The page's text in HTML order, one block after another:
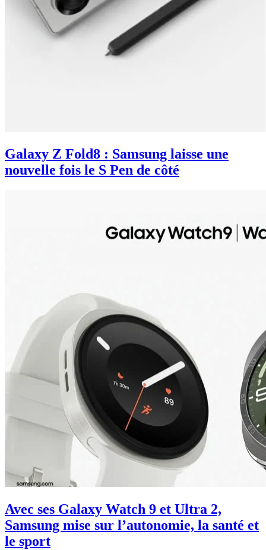
Galaxy Z Fold8 : Samsung laisse une
nouvelle fois le S Pen de côté
Avec ses Galaxy Watch 9 et Ultra 2,
Samsung mise sur l’autonomie, la santé et
le sport